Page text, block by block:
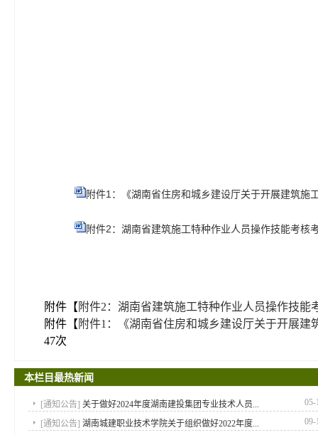
附件1：《湖南省住房和城乡建设厅关于开展建筑
附件2：湖南省建筑施工特种作业人员操作技能考核
附件【 附件2：湖南省建筑施工特种作业人员操作技能
附件【 附件1：《湖南省住房和城乡建设厅关于开展
47次
本栏目最热新闻
[通知公告] 关于做好2024年度湖南建投集团专业技术人员... 05-
[通知公告] 湖南城建职业技术学院关于组织做好2022年度... 09-